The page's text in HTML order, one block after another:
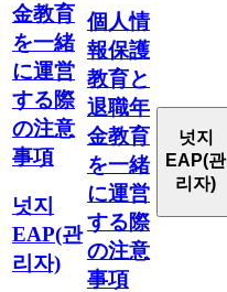
金教育
を一緒
に運営
する際
の注意
事項
넛지
EAP(관
리자)
個人情
報保護
教育と
退職年
金教育
を一緒
に運営
する際
の注意
事項
넛지
EAP(관
리자)